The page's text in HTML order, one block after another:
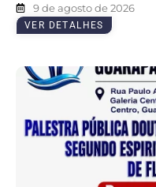
9 de agosto de 2026
VER DETALHES